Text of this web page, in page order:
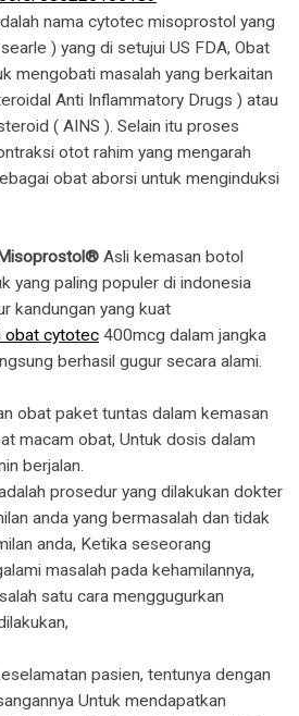
nama cytotec misoprostol yang
) yang di setujui US FDA, Obat
mengobati masalah yang berkaitan
Anti Inflammatory Drugs ) atau
( AINS ). Selain itu proses
otot rahim yang mengarah
obat aborsi untuk menginduksi
Asli kemasan botol
yang paling populer di indonesia
kandungan yang kuat
obat cytotec 400mcg dalam jangka
berhasil gugur secara alami.
obat paket tuntas dalam kemasan
macam obat, Untuk dosis dalam
berjalan.
prosedur yang dilakukan dokter
anda yang bermasalah dan tidak
anda, Ketika seseorang
masalah pada kehamilannya,
satu cara menggugurkan
pasien, tentunya dengan
Untuk mendapatkan